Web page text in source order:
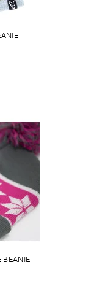
BEANIE